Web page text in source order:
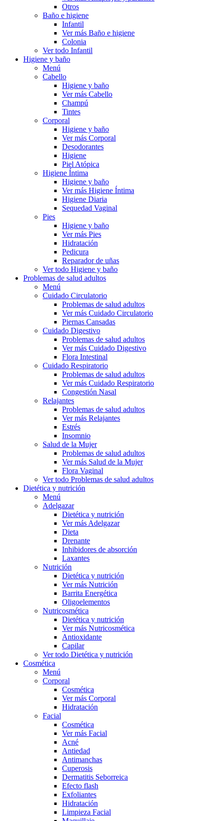
Otros
Baño e higiene
Infantil
Ver más Baño e higiene
Colonia
Ver todo Infantil
Higiene y baño
Menú
Cabello
Higiene y baño
Ver más Cabello
Champú
Tintes
Corporal
Higiene y baño
Ver más Corporal
Desodorantes
Higiene
Piel Atópica
Higiene Íntima
Higiene y baño
Ver más Higiene Íntima
Higiene Diaria
Sequedad Vaginal
Pies
Higiene y baño
Ver más Pies
Hidratación
Pedicura
Reparador de uñas
Ver todo Higiene y baño
Problemas de salud adultos
Menú
Cuidado Circulatorio
Problemas de salud adultos
Ver más Cuidado Circulatorio
Piernas Cansadas
Cuidado Digestivo
Problemas de salud adultos
Ver más Cuidado Digestivo
Flora Intestinal
Cuidado Respiratorio
Problemas de salud adultos
Ver más Cuidado Respiratorio
Congestión Nasal
Relajantes
Problemas de salud adultos
Ver más Relajantes
Estrés
Insomnio
Salud de la Mujer
Problemas de salud adultos
Ver más Salud de la Mujer
Flora Vaginal
Ver todo Problemas de salud adultos
Dietética y nutrición
Menú
Adelgazar
Dietética y nutrición
Ver más Adelgazar
Dieta
Drenante
Inhibidores de absorción
Laxantes
Nutrición
Dietética y nutrición
Ver más Nutrición
Barrita Energética
Oligoelementos
Nutricosmética
Dietética y nutrición
Ver más Nutricosmética
Antioxidante
Capilar
Ver todo Dietética y nutrición
Cosmética
Menú
Corporal
Cosmética
Ver más Corporal
Hidratación
Facial
Cosmética
Ver más Facial
Acné
Antiedad
Antimanchas
Cuperosis
Dermatitis Seborreica
Efecto flash
Exfoliantes
Hidratación
Limpieza Facial